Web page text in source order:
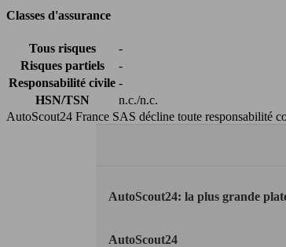
Classes d'assurance
Tous risques
-
Risques partiels
-
Responsabilité civile -
HSN/TSN
n.c./n.c.
AutoScout24 France SAS décline toute responsabilité
AutoScout24: la plus grande
AutoScout24